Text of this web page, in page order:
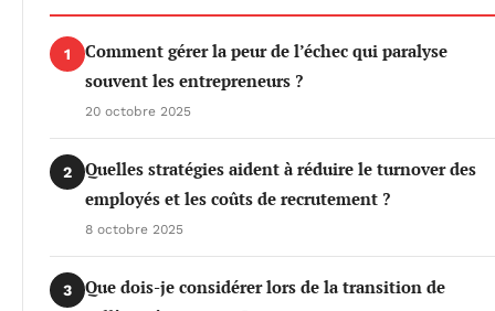
1
Comment gérer la peur de l’échec qui paralyse
souvent les entrepreneurs ?
20 octobre 2025
2
Quelles stratégies aident à réduire le turnover des
employés et les coûts de recrutement ?
8 octobre 2025
3
Que dois-je considérer lors de la transition de